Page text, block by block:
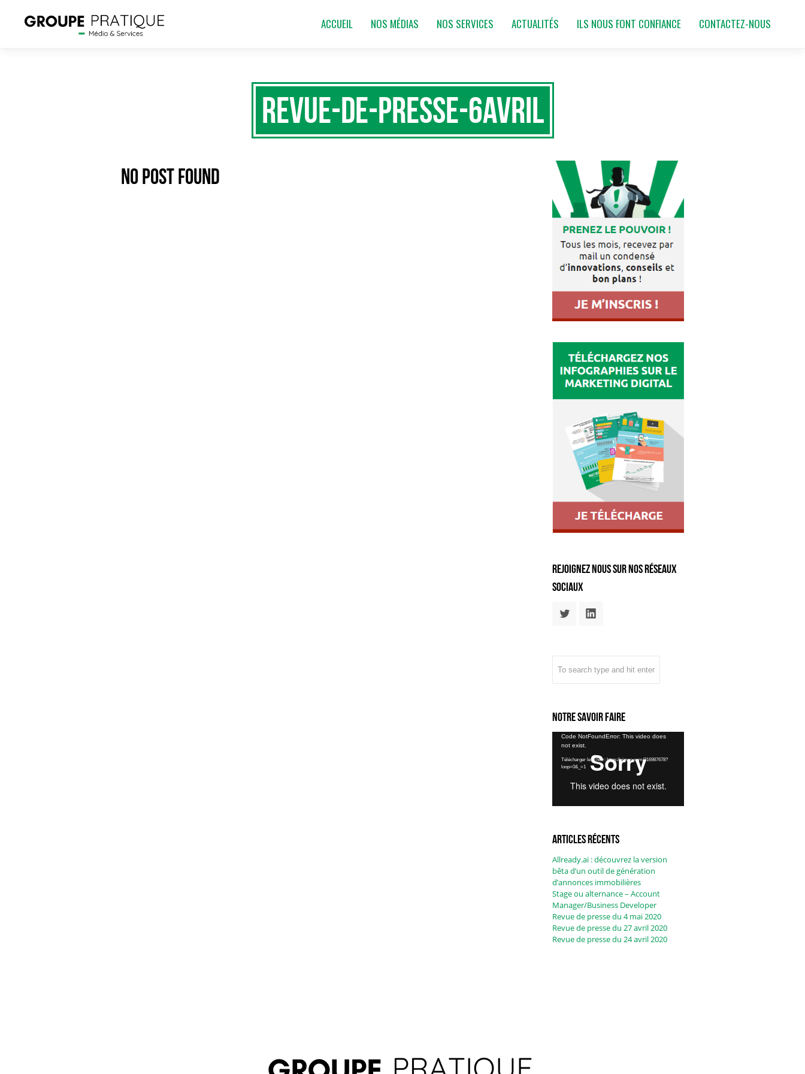
ACCUEIL NOS MÉDIAS NOS SERVICES ACTUALITÉS ILS NOUS FONT CONFIANCE CONTACTEZ-NOUS
revue-de-presse-6AVRIL
No Post Found
rejoignez nous sur nos réseaux
sociaux
Notre savoir faire
Lecteur
vidéo
Code NotFoundError: This video does
not exist.
Télécharger le fichier: https://vimeo.com/216987678?
loop=0&_=1
Articles récents
Allready.ai : découvrez la version
bêta d’un outil de génération
d’annonces immobilières
Stage ou alternance – Account
Manager/Business Developer
Revue de presse du 4 mai 2020
Revue de presse du 27 avril 2020
Revue de presse du 24 avril 2020